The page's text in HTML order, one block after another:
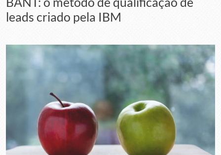
leads criado pela IBM